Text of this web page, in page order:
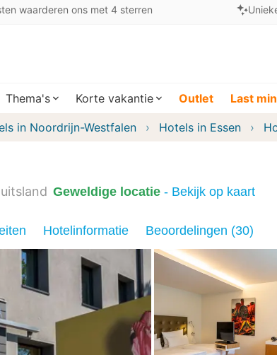
waarderen ons met 4 sterren
Thema's Korte vakantie Outlet Last
in Noordrijn-Westfalen Hotels in Essen
Geweldige locatie - Bekijk op kaart
Hotelinformatie Beoordelingen (30)